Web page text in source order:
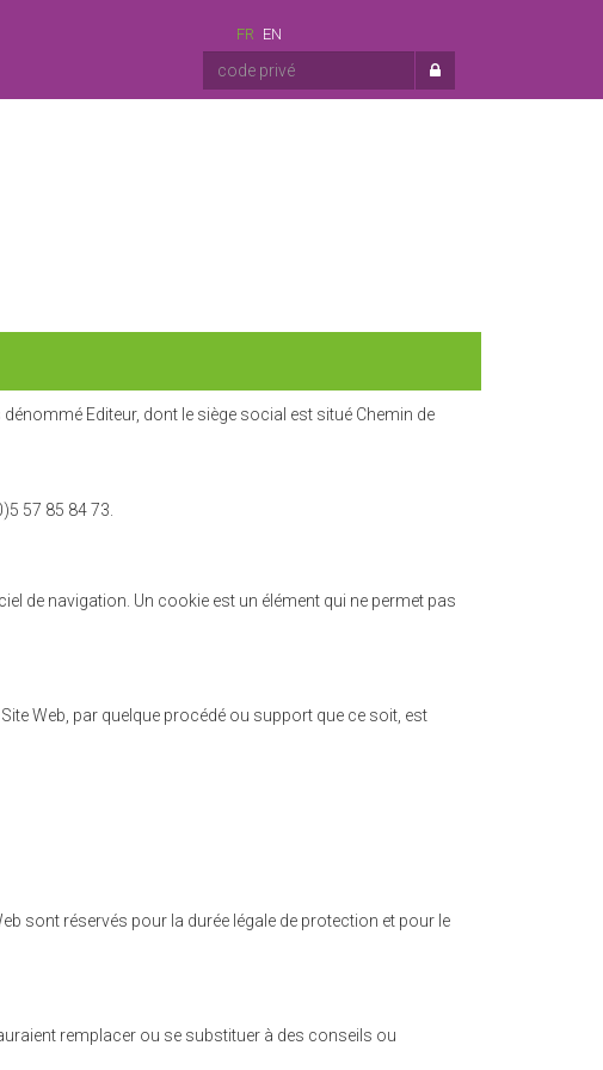
FR EN
Editeur, dont le siège social est situé Chemin de
57 85 84 73.
de navigation. Un cookie est un élément qui ne permet pas
Web, par quelque procédé ou support que ce soit, est
sont réservés pour la durée légale de protection et pour le
remplacer ou se substituer à des conseils ou